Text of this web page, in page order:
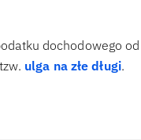
dochodowego
ulga na złe długi.